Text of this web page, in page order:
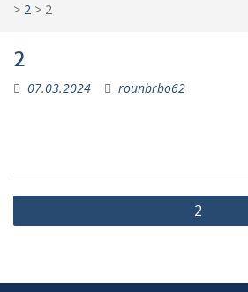
> 2 > 2
2
07.03.2024 rounbrbo62
Навигация
по
2